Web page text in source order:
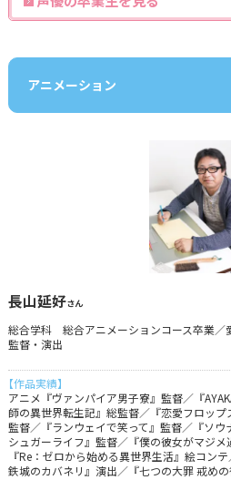
アニメーション
長山延好さん
総合学科 総合アニメーションコース卒業／
監督・演出
【作品実績】
アニメ『ヴァンパイア男子寮』監督／『
師の異世界転生記』総監督／『恋愛フロップ
監督／『ランウェイで笑って』監督／『ソ
シュガーライフ』監督／『僕の彼女がマジ
『Re：ゼロから始める異世界生活』絵コン
鉄城のカバネリ』演出／『七つの大罪 戒め